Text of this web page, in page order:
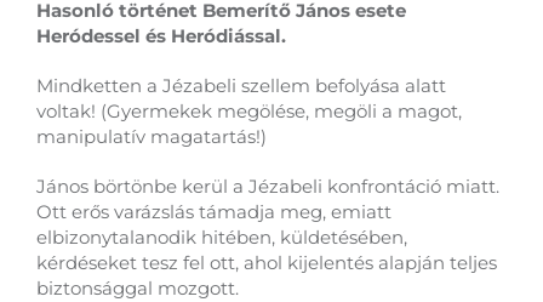
Hasonló történet Bemerítő János esete
Heródessel és Heródiással.
Mindketten a Jézabeli szellem befolyása alatt
voltak! (Gyermekek megölése, megöli a magot,
manipulatív magatartás!)
János börtönbe kerül a Jézabeli konfrontáció miatt.
Ott erős varázslás támadja meg, emiatt
elbizonytalanodik hitében, küldetésében,
kérdéseket tesz fel ott, ahol kijelentés alapján teljes
biztonsággal mozgott.